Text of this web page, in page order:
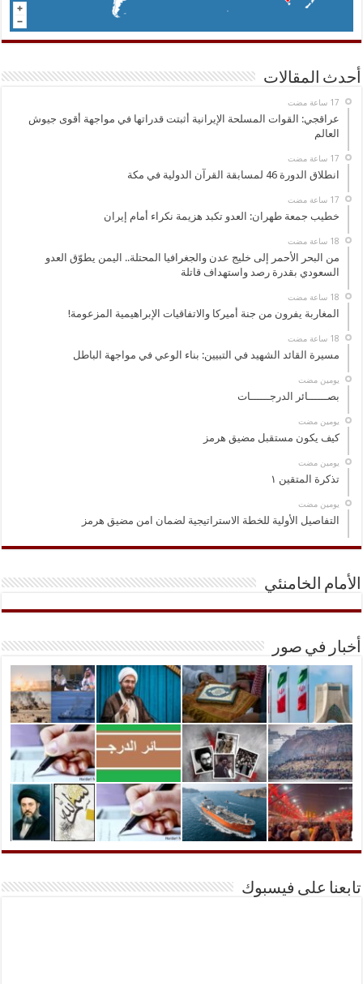
أحدث المقالات
عراقجي: القوات المسلحة الإيرانية أثبتت قدراتها في مواجهة أقوى جيوش
العالم
انطلاق الدورة 46 لمسابقة القرآن الدولية في مكة
خطيب جمعة طهران: العدو تكبد هزيمة نكراء أمام إيران
من البحر الأحمر إلى خليج عدن والجغرافيا المحتلة.. اليمن يطوّق العدو
السعودي بقدرة رصد واستهداف قاتلة
المغاربة يفرون من جنة أميركا والاتفاقيات الإبراهيمية المزعومة!
مسيرة القائد الشهيد في التبيين: بناء الوعي في مواجهة الباطل
‏يومين مضت
بصــــــائر الدرجــــــات
‏يومين مضت
كيف يكون مستقبل مضيق هرمز
‏يومين مضت
تذكرة المتقين ١
‏يومين مضت
التفاصيل الأولية للخطة الاستراتيجية لضمان امن مضيق هرمز
الأمام الخامنئي
أخبار في صور
تابعنا على فيسبوك